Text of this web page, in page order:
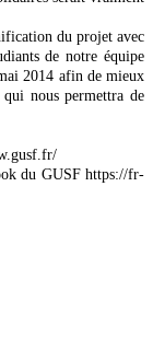
du projet avec
de notre équipe
2014 afin de mieux
nous permettra de
https://fr-